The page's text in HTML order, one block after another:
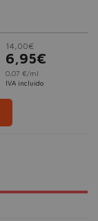
14,00€
6,95€
0,07 €/ml
IVA incluido